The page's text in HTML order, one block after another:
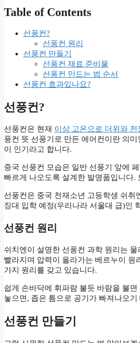
Table of Contents
선풍컨?
선풍컨 원리
선풍컨 만들기
선풍컨 재료 준비물
선풍컨 만드는 법 순서
선풍컨 효과있나요?
선풍컨?
선풍컨은 현재 이상 고온으로 더위와 전
풍컨 뜻 선풍기로 만든 에어컨이란 의
이 인기라고 합니다.
중국 선풍컨 모습은 일반 선풍기 앞에
빠르게 나오도록 설계한 발명품입니다
선풍컨은 중국 천재소년 고등학생 쉬
징대 입학 예정(우리나라 서울대 급)인
선풍컨 원리
쉬치엔이 설명한 선풍컨 과학 원리는
빨라지며 압력이 올라가는 베르누이
가지 원리를 갖고 있습니다.
쉽게 손바닥에 휘파람 불듯 바람을 불
놓으면, 좁은 틈으로 공기가 빠져나오
선풍컨 만들기